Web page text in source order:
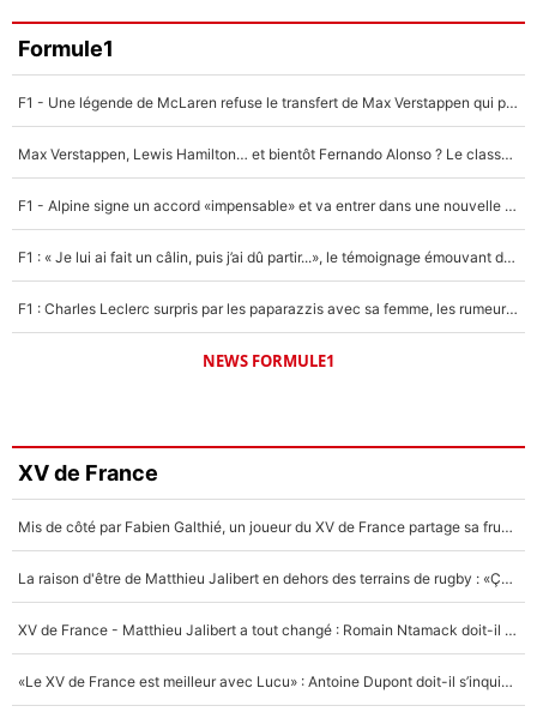
Formule1
F1 - Une légende de McLaren refuse le transfert de Max Verstappen qui pourrait «faire des vagues» et plomber l'ambiance dans l'équipe
Max Verstappen, Lewis Hamilton… et bientôt Fernando Alonso ? Le classement des pilotes les mieux payés en Formule 1 risque de changer !
F1 - Alpine signe un accord «impensable» et va entrer dans une nouvelle dimension : Grande nouvelle pour Pierre Gasly !
F1 : « Je lui ai fait un câlin, puis j’ai dû partir...», le témoignage émouvant de Max Verstappen sur sa fille
F1 : Charles Leclerc surpris par les paparazzis avec sa femme, les rumeurs étaient vraies !
NEWS FORMULE1
XV de France
Mis de côté par Fabien Galthié, un joueur du XV de France partage sa frustration : «ils ne me l’ont pas dit tout de suite»
La raison d'être de Matthieu Jalibert en dehors des terrains de rugby : «Ça m'atteint autant que si tu touches à un membre de ma famille»
XV de France - Matthieu Jalibert a tout changé : Romain Ntamack doit-il s’inquiéter pour sa place à un an de la Coupe du monde ?
«Le XV de France est meilleur avec Lucu» : Antoine Dupont doit-il s’inquiéter pour sa place ?